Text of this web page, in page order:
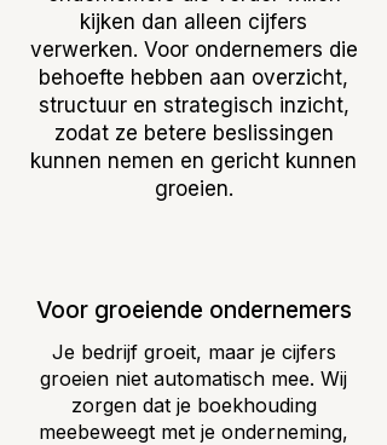
kijken dan alleen cijfers
verwerken. Voor ondernemers die
behoefte hebben aan overzicht,
structuur en strategisch inzicht,
zodat ze betere beslissingen
kunnen nemen en gericht kunnen
groeien.
Voor groeiende ondernemers
Je bedrijf groeit, maar je cijfers
groeien niet automatisch mee. Wij
zorgen dat je boekhouding
meebeweegt met je onderneming,